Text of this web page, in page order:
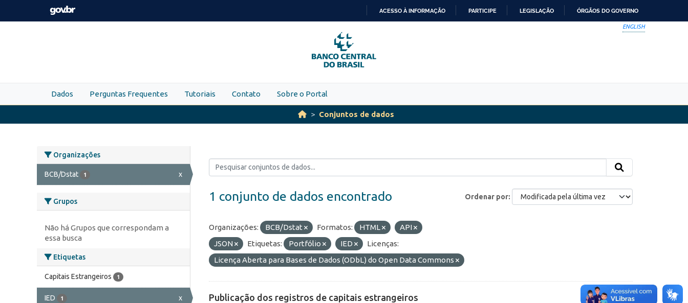
Skip to main content
PARA
O
CONTEÚDO
ACESSO À INFORMAÇÃO PARTICIPE LEGISLAÇÃO ÓRGÃOS DO GOVERNO
ENGLISH
Dados Perguntas Frequentes Tutoriais Contato Sobre o Portal
Conjuntos de dados
Organizações
BCB/Dstat 1 x
Grupos
Não há Grupos que correspondam a
essa busca
Etiquetas
Capitais Estrangeiros 1
IED 1 x
Ordenar por
1 conjunto de dados encontrado
Organizações: BCB/Dstat Formatos: HTML
API
JSON
Etiquetas: Portfólio IED
Licenças:
Licença Aberta para Bases de Dados (ODbL) do Open Data Commons
Publicação dos registros de capitais estrangeiros